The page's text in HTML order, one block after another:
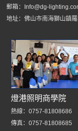
郵箱：Info@dg-
地址：佛山市南海獅山鎮
燈港照明商學院
熱線：0757-81808686
傳真：0757-81808685